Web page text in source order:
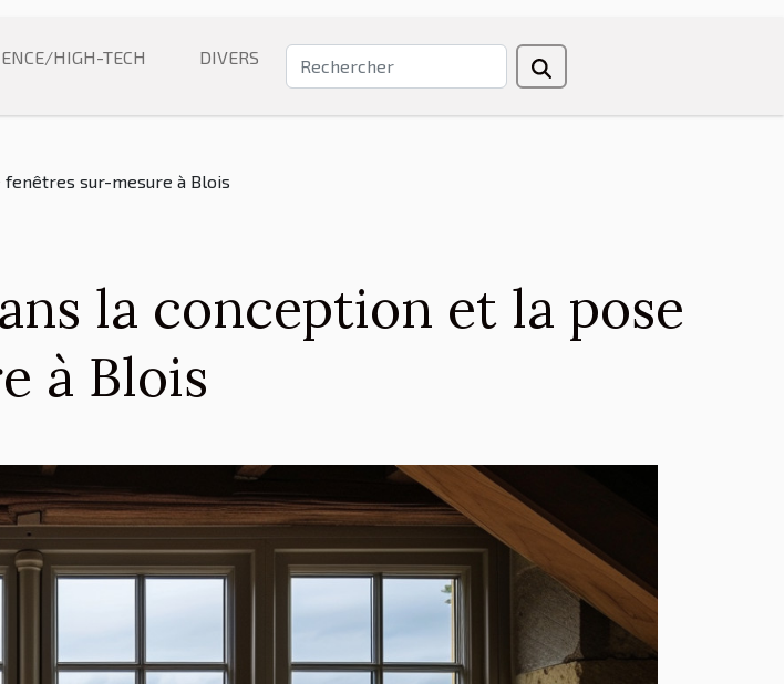
HIGH-TECH DIVERS
fenêtres sur-mesure à Blois
la conception et la pose
à Blois